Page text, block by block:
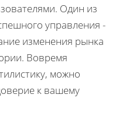
Один из
управления -
изменения рынка
Вовремя
можно
к вашему